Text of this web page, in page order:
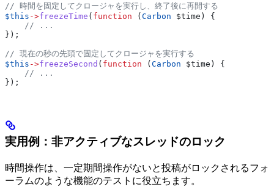
// 時間を固定してクロージャを実行し、終了後に再開する
$this ->freezeTime ( function ( Carbon $time ) {
    // ...
});
// 現在の秒の先頭で固定してクロージャを実行する
$this ->freezeSecond ( function ( Carbon $time ) {
    // ...
});
実用例：非アクティブなスレッドのロック
時間操作は、一定期間操作がないと投稿がロックされるフォ
ーラムのような機能のテストに役立ちます。